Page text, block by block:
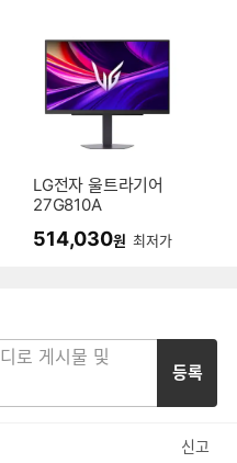
LG전자 울트라기어
27G810A
514,030원 최저가
등록
신고